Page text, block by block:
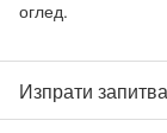
Изпрати